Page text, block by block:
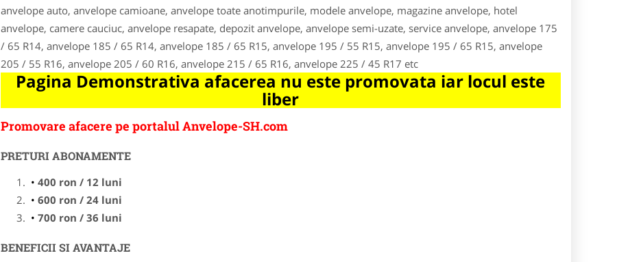
anvelope auto, anvelope camioane, anvelope toate anotimpurile, modele anvelope, magazine anvelope, hotel
anvelope, camere cauciuc, anvelope resapate, depozit anvelope, anvelope semi-uzate, service anvelope, anvelope 175
/ 65 R14, anvelope 185 / 65 R14, anvelope 185 / 65 R15, anvelope 195 / 55 R15, anvelope 195 / 65 R15, anvelope
205 / 55 R16, anvelope 205 / 60 R16, anvelope 215 / 65 R16, anvelope 225 / 45 R17 etc
Pagina Demonstrativa afacerea nu este promovata iar locul este
liber
Promovare afacere pe portalul Anvelope-SH.com
PRETURI ABONAMENTE
400 ron / 12 luni
600 ron / 24 luni
700 ron / 36 luni
BENEFICII SI AVANTAJE